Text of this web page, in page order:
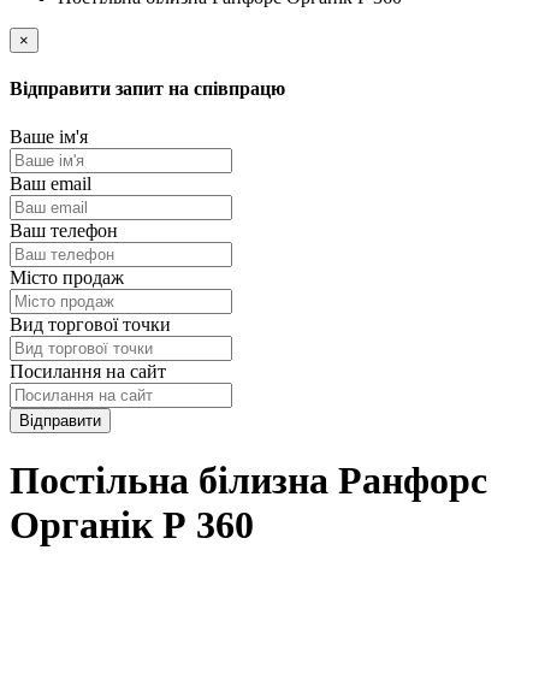
×
Відправити запит на співпрацю
Ваше ім'я
Ваш email
Ваш телефон
Місто продаж
Вид торгової точки
Посилання на сайт
Відправити
Постільна білизна Ранфорс
Органік Р 360